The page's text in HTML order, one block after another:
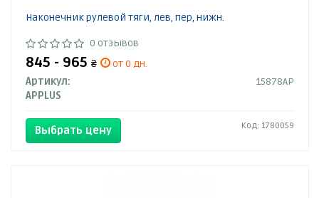
Наконечник рулевой тяги, лев, пер, нижн.
0 отзывов
845 - 965 ₴
от 0 дн.
Артикул:
15878AP
APPLUS
Выбрать цену Код: 1780059